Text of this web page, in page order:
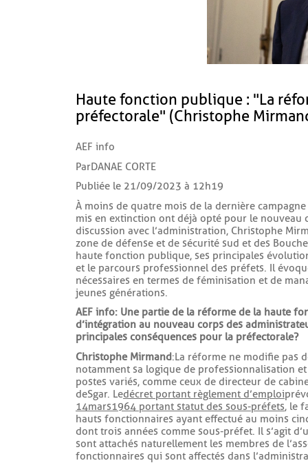
Haute fonction publique : "La
préfectorale" (Christophe
AEF info
Par DANAE CORTE
Publiée le 21/09/2023 à 12h19
À moins de quatre mois de la dernière
mis en extinction ont déjà opté pour le nouveau
discussion avec l’administration, Christophe
zone de défense et de sécurité sud et des
haute fonction publique, ses principales
et le parcours professionnel des préfets. Il
nécessaires en termes de féminisation et de
jeunes générations.
AEF info : Une partie de la réforme de la haute
d’intégration au nouveau corps des
principales conséquences pour la préfectorale ?
Christophe Mirmand: La réforme ne modifie pas
notamment sa logique de professionnalisation
postes variés, comme ceux de directeur de
de Sgar. Ledécret portant règlement d’emploi
14 mars 1964 portant statut des sous-préfets, le
hauts fonctionnaires ayant effectué au moins
dont trois années comme sous-préfet. Il s’agit
sont attachés naturellement les membres de
fonctionnaires qui sont affectés dans